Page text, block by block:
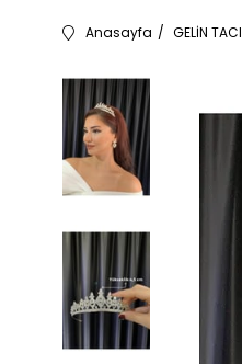
Anasayfa GELİN TACI